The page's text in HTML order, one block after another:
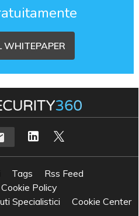
WHITEPAPER
Tags
Rss Feed
Policy
Specialistici
Cookie Center